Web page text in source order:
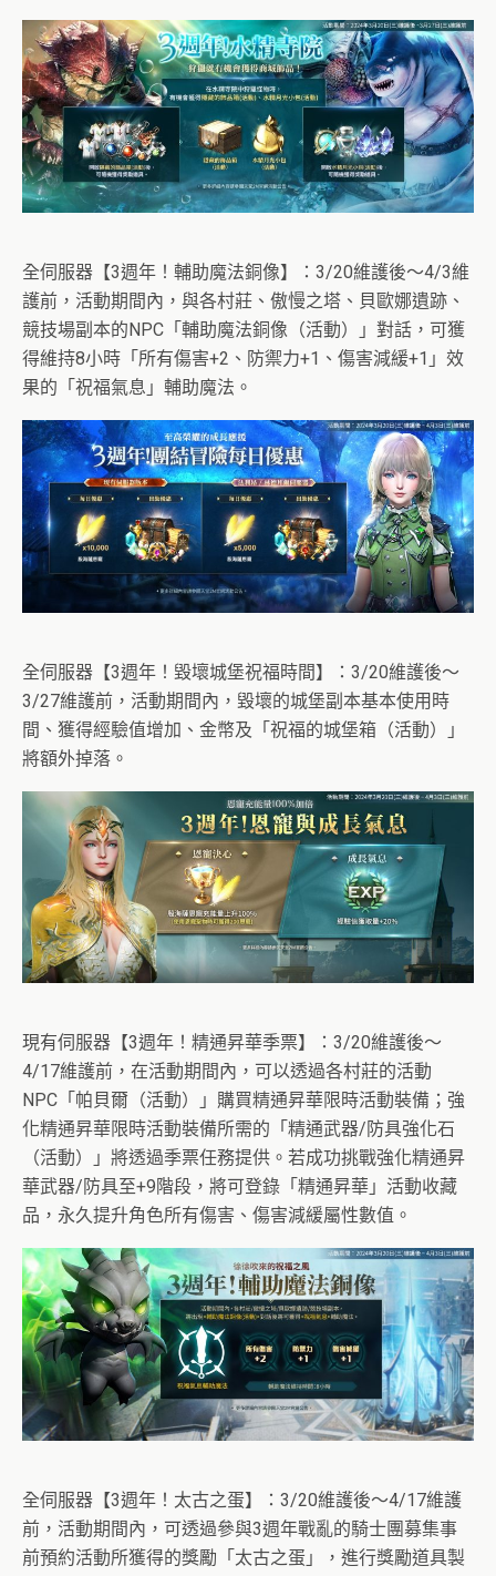
全伺服器【3週年！輔助魔法銅像】：3/20維護後～4/3維
護前，活動期間內，與各村莊、傲慢之塔、貝歐娜遺跡、
競技場副本的NPC「輔助魔法銅像（活動）」對話，可獲
得維持8小時「所有傷害+2、防禦力+1、傷害減緩+1」效
果的「祝福氣息」輔助魔法。
全伺服器【3週年！毀壞城堡祝福時間】：3/20維護後～
3/27維護前，活動期間內，毀壞的城堡副本基本使用時
間、獲得經驗值增加、金幣及「祝福的城堡箱（活動）」
將額外掉落。
現有伺服器【3週年！精通昇華季票】：3/20維護後～
4/17維護前，在活動期間內，可以透過各村莊的活動
NPC「帕貝爾（活動）」購買精通昇華限時活動裝備；強
化精通昇華限時活動裝備所需的「精通武器/防具強化石
（活動）」將透過季票任務提供。若成功挑戰強化精通昇
華武器/防具至+9階段，將可登錄「精通昇華」活動收藏
品，永久提升角色所有傷害、傷害減緩屬性數值。
全伺服器【3週年！太古之蛋】：3/20維護後～4/17維護
前，活動期間內，可透過參與3週年戰亂的騎士團募集事
前預約活動所獲得的獎勵「太古之蛋」，進行獎勵道具製